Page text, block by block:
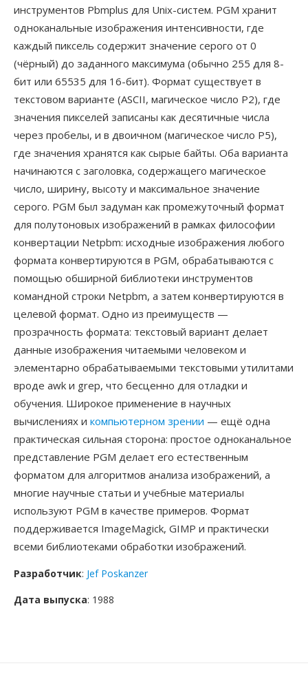
инструментов Pbmplus для Unix-систем. PGM хранит
одноканальные изображения интенсивности, где
каждый пиксель содержит значение серого от 0
(чёрный) до заданного максимума (обычно 255 для 8-
бит или 65535 для 16-бит). Формат существует в
текстовом варианте (ASCII, магическое число P2), где
значения пикселей записаны как десятичные числа
через пробелы, и в двоичном (магическое число P5),
где значения хранятся как сырые байты. Оба варианта
начинаются с заголовка, содержащего магическое
число, ширину, высоту и максимальное значение
серого. PGM был задуман как промежуточный формат
для полутоновых изображений в рамках философии
конвертации Netpbm: исходные изображения любого
формата конвертируются в PGM, обрабатываются с
помощью обширной библиотеки инструментов
командной строки Netpbm, а затем конвертируются в
целевой формат. Одно из преимуществ —
прозрачность формата: текстовый вариант делает
данные изображения читаемыми человеком и
элементарно обрабатываемыми текстовыми утилитами
вроде awk и grep, что бесценно для отладки и
обучения. Широкое применение в научных
вычислениях и компьютерном зрении — ещё одна
практическая сильная сторона: простое одноканальное
представление PGM делает его естественным
форматом для алгоритмов анализа изображений, а
многие научные статьи и учебные материалы
используют PGM в качестве примеров. Формат
поддерживается ImageMagick, GIMP и практически
всеми библиотеками обработки изображений.
Разработчик: Jef Poskanzer
Дата выпуска: 1988